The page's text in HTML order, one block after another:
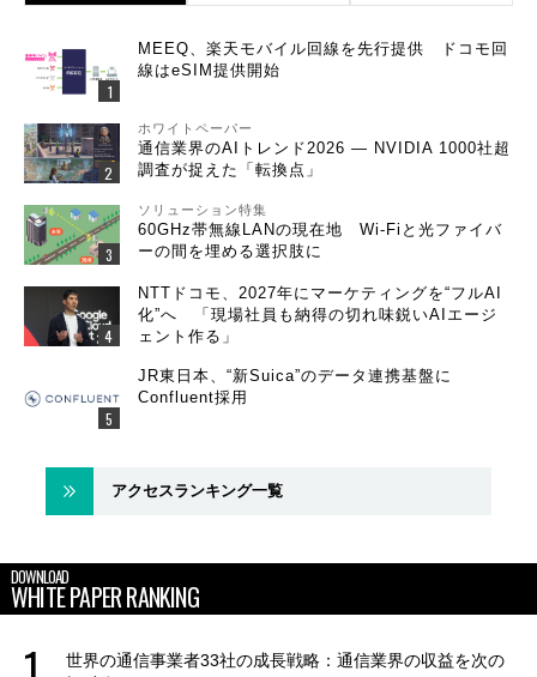
MEEQ、楽天モバイル回線を先行提供 ドコモ回
線はeSIM提供開始
ホワイトペーパー
通信業界のAIトレンド2026 ― NVIDIA 1000社超
調査が捉えた「転換点」
ソリューション特集
60GHz帯無線LANの現在地 Wi-Fiと光ファイバ
ーの間を埋める選択肢に
NTTドコモ、2027年にマーケティングを“フルAI
化”へ 「現場社員も納得の切れ味鋭いAIエージ
ェント作る」
JR東日本、“新Suica”のデータ連携基盤に
Confluent採用
アクセスランキング一覧
DOWNLOAD
WHITE PAPER RANKING
世界の通信事業者33社の成長戦略：通信業界の収益を次の